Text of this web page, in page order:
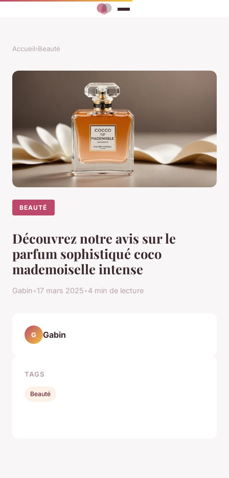
Accueil›Beauté
BEAUTÉ
Découvrez notre avis sur le
parfum sophistiqué coco
mademoiselle intense
Gabin•17 mars 2025•4 min de lecture
G Gabin
TAGS
Beauté